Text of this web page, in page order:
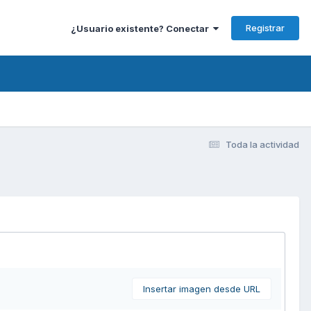
¿Usuario existente? Conectar Registrar
Toda la actividad
Insertar imagen desde URL